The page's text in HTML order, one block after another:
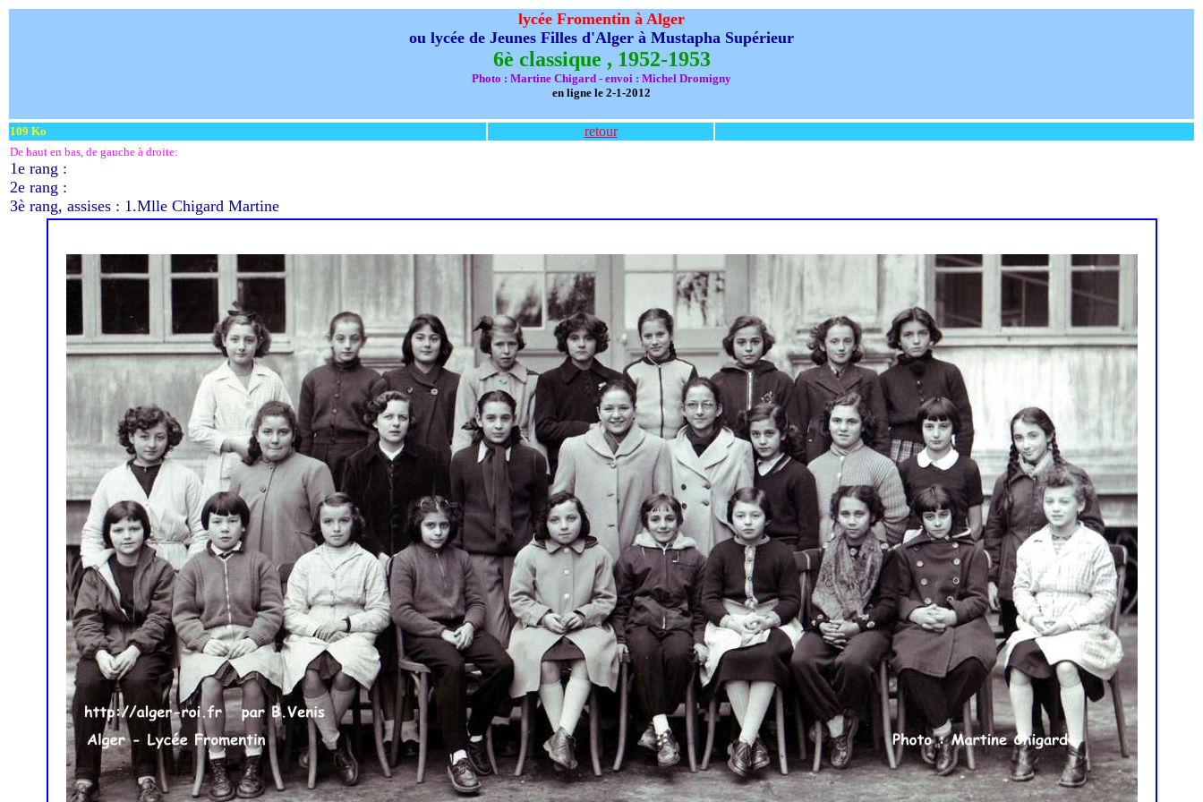
lycée Fromentin à Alger
ou lycée de Jeunes Filles d'Alger à Mustapha Supérieur
6è classique , 1952-1953
Photo : Martine Chigard - envoi : Michel Dromigny
en ligne le 2-1-2012
109 Ko retour
De haut en bas, de gauche à droite:
1e rang :
2e rang :
3è rang, assises : 1.Mlle Chigard Martine